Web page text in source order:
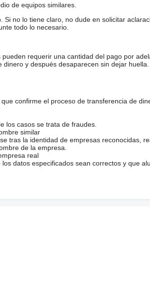
de equipos similares.
no lo tiene claro, no dude en solicitar
todo lo necesario.
requerir una cantidad del pago por
y después desaparecen sin dejar huella.
confirme el proceso de transferencia de
los casos se trata de fraudes.
similar
tras la identidad de empresas reconocidas,
de la empresa.
real
datos especificados sean correctos y que